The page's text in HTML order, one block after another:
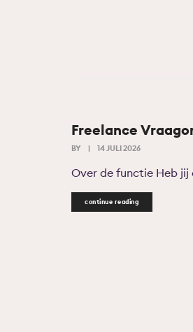
Freelance
BY | 14 JULI 2026
Over de functie Heb
continue reading